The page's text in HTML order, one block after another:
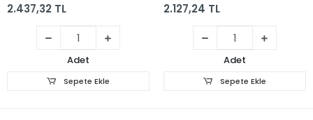
2.437,32 TL
Adet
Sepete Ekle
2.127,24 TL
Adet
Sepete Ekle